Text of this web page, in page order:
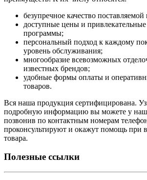
безупречное качество
доступные цены и
программы;
персональный подход к каждому
уровень обслуживания;
многообразие всевозможных
известных брендов;
удобные формы оплаты и
товаров.
Вся наша продукция сертифицирована.
подробную информацию вы можете у
позвонив по контактным номерам
проконсультируют и окажут помощь при
товара.
Полезные ссылки